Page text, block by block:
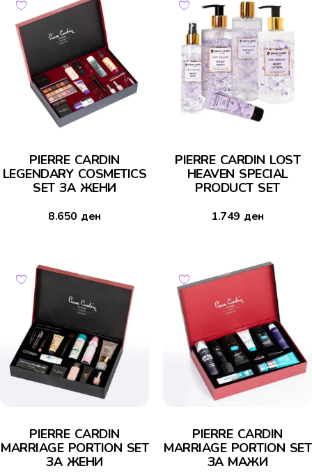
PIERRE CARDIN
LEGENDARY COSMETICS
SET ЗА ЖЕНИ
8.650 ден
PIERRE CARDIN LOST
HEAVEN SPECIAL
PRODUCT SET
1.749 ден
PIERRE CARDIN
MARRIAGE PORTION SET
ЗА ЖЕНИ
PIERRE CARDIN
MARRIAGE PORTION SET
ЗА МАЖИ